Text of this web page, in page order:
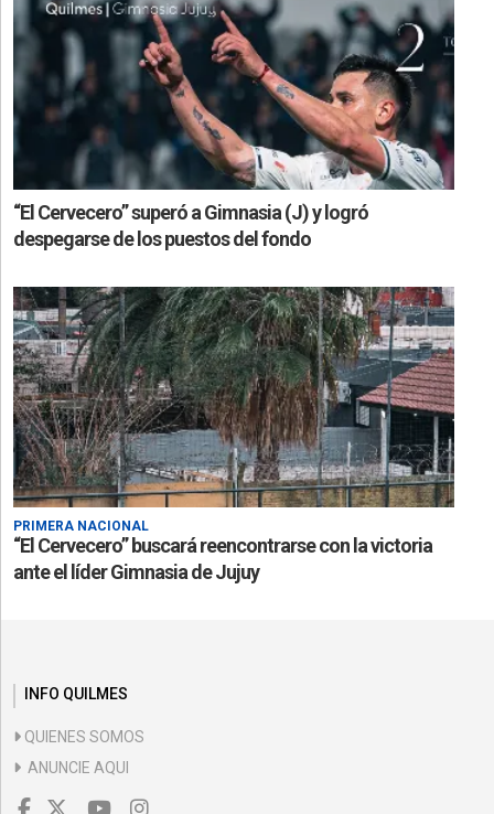
“El Cervecero” superó a Gimnasia (J) y logró
despegarse de los puestos del fondo
PRIMERA NACIONAL
“El Cervecero” buscará reencontrarse con la victoria
ante el líder Gimnasia de Jujuy
INFO QUILMES
QUIENES SOMOS
ANUNCIE AQUI